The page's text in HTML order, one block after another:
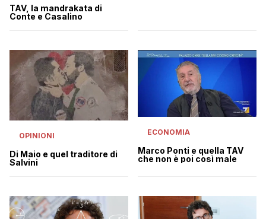
TAV, la mandrakata di
Conte e Casalino
OPINIONI
Di Maio e quel traditore di
Salvini
ECONOMIA
Marco Ponti e quella TAV
che non è poi così male